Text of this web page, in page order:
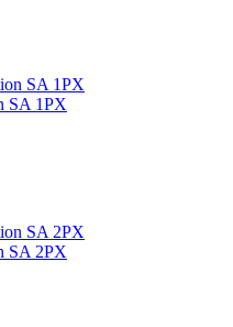
SA 1PX
SA 2PX